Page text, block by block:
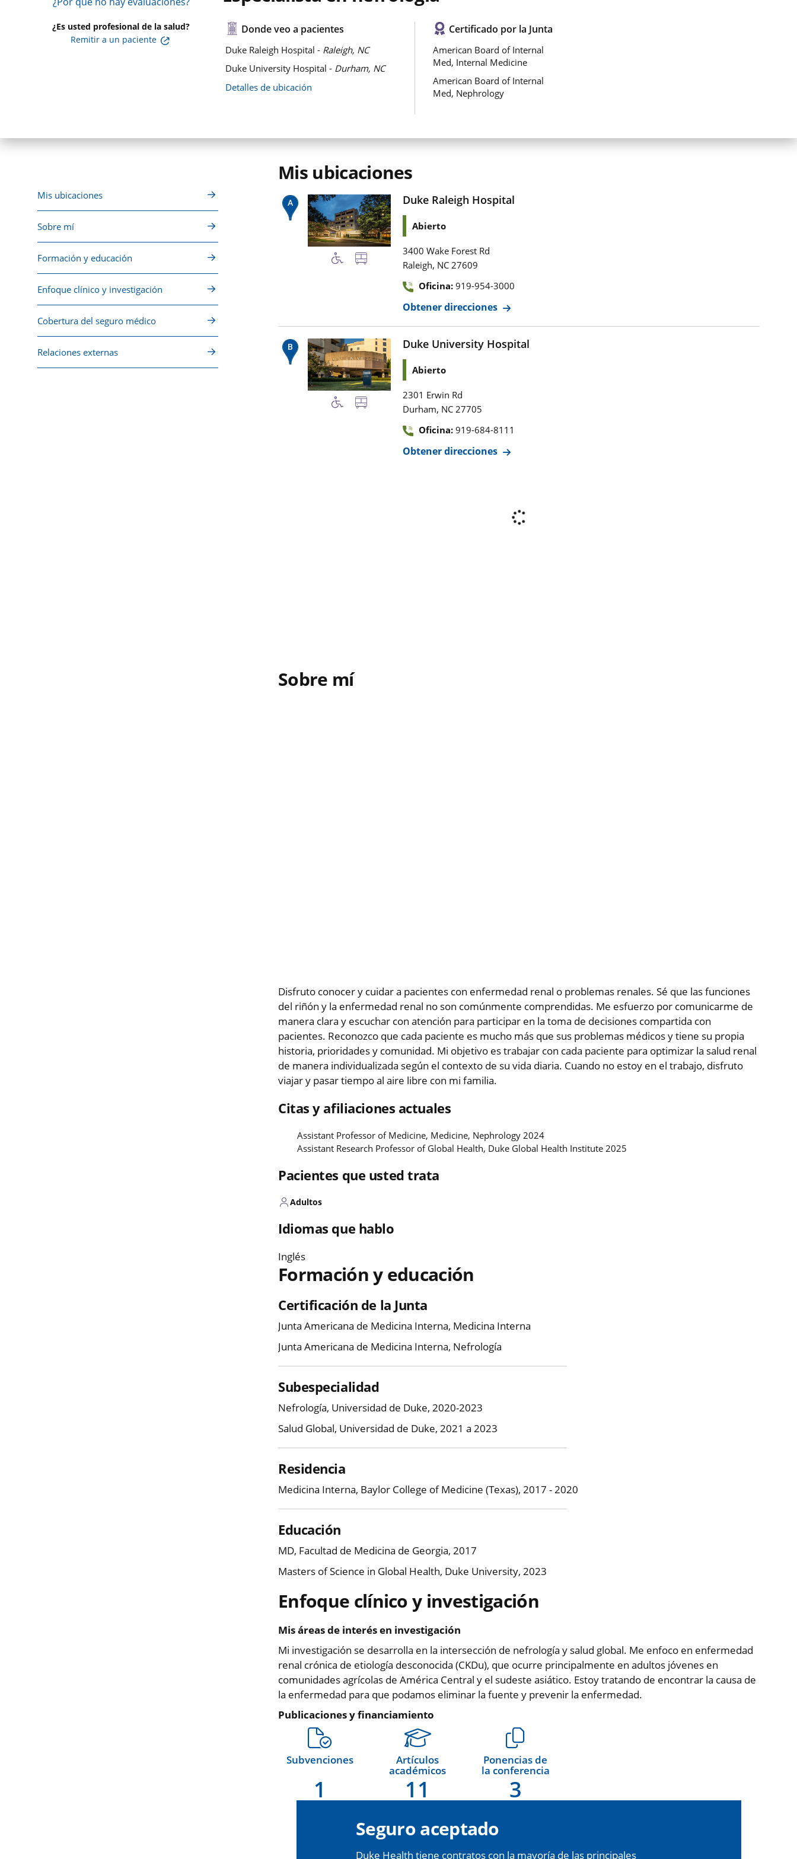
¿Es usted profesional de la salud?
Remitir a un paciente
Donde veo a pacientes
Duke Raleigh Hospital - Raleigh, NC
Duke University Hospital - Durham, NC
Detalles de ubicación
Certificado por la Junta
American Board of Internal
Med, Internal Medicine
American Board of Internal
Med, Nephrology
Mis ubicaciones
Sobre mí
Formación y educación
Enfoque clínico y investigación
Cobertura del seguro médico
Relaciones externas
Mis ubicaciones
Duke Raleigh Hospital
Abierto
3400 Wake Forest Rd
Raleigh, NC 27609
Oficina: 919-954-3000
Obtener direcciones
Duke University Hospital
Abierto
2301 Erwin Rd
Durham, NC 27705
Oficina: 919-684-8111
Obtener direcciones
Sobre mí
Disfruto conocer y cuidar a pacientes con enfermedad renal o problemas renales. Sé que las funciones
del riñón y la enfermedad renal no son comúnmente comprendidas. Me esfuerzo por comunicarme de
manera clara y escuchar con atención para participar en la toma de decisiones compartida con
pacientes. Reconozco que cada paciente es mucho más que sus problemas médicos y tiene su propia
historia, prioridades y comunidad. Mi objetivo es trabajar con cada paciente para optimizar la salud renal
de manera individualizada según el contexto de su vida diaria. Cuando no estoy en el trabajo, disfruto
viajar y pasar tiempo al aire libre con mi familia.
Citas y afiliaciones actuales
Assistant Professor of Medicine, Medicine, Nephrology 2024
Assistant Research Professor of Global Health, Duke Global Health Institute 2025
Pacientes que usted trata
Adultos
Idiomas que hablo
Inglés
Formación y educación
Certificación de la Junta
Junta Americana de Medicina Interna, Medicina Interna
Junta Americana de Medicina Interna, Nefrología
Subespecialidad
Nefrología, Universidad de Duke, 2020-2023
Salud Global, Universidad de Duke, 2021 a 2023
Residencia
Medicina Interna, Baylor College of Medicine (Texas), 2017 - 2020
Educación
MD, Facultad de Medicina de Georgia, 2017
Masters of Science in Global Health, Duke University, 2023
Enfoque clínico y investigación
Mis áreas de interés en investigación
Mi investigación se desarrolla en la intersección de nefrología y salud global. Me enfoco en enfermedad
renal crónica de etiología desconocida (CKDu), que ocurre principalmente en adultos jóvenes en
comunidades agrícolas de América Central y el sudeste asiático. Estoy tratando de encontrar la causa de
la enfermedad para que podamos eliminar la fuente y prevenir la enfermedad.
Publicaciones y financiamiento
Subvenciones
1
Artículos
académicos
11
Ponencias de
la conferencia
3
Seguro aceptado
Duke Health tiene contratos con la mayoría de las principales